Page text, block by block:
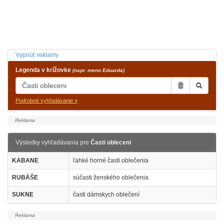
Vypnúť reklamy
Legenda v krížovke (napr. meno Eduarda)
Podrobné vyhľadávanie »
Výsledky vyhľadávania pre Časti obleceni
KABANE ľahké horné časti oblečenia
RUBÁŠE súčasti ženského oblečenia
SUKNE časti dámskych oblečení